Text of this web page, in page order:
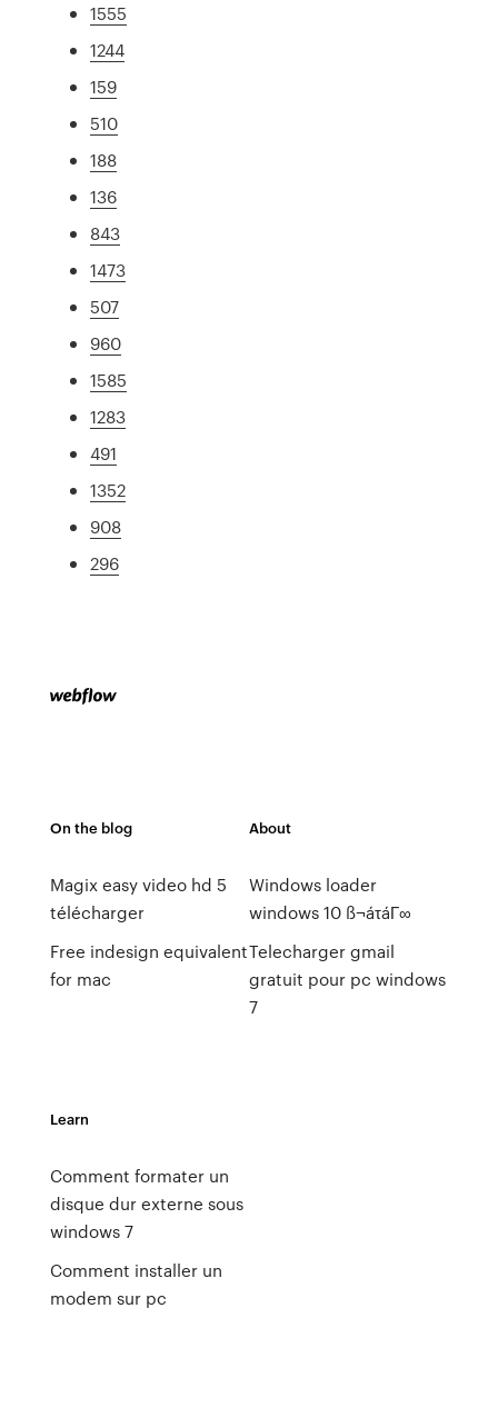
1555
1244
159
510
188
136
843
1473
507
960
1585
1283
491
1352
908
296
On the blog
Magix easy video hd 5
télécharger
Free indesign equivalent
for mac
About
Windows loader
windows 10 ß¬áτáΓ∞
Telecharger gmail
gratuit pour pc windows
7
Learn
Comment formater un
disque dur externe sous
windows 7
Comment installer un
modem sur pc